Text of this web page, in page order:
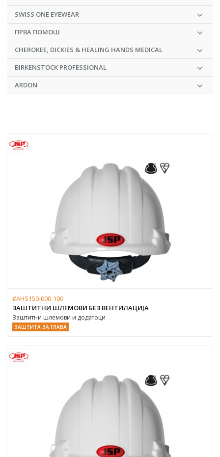
SWISS ONE EYEWEAR
ПРВА ПОМОШ
CHEROKEE, DICKIES & HEALING HANDS MEDICAL
BIRKENSTOCK PROFESSIONAL
ARDON
#AHS150-000-100
ЗАШТИТНИ ШЛЕМОВИ БЕЗ ВЕНТИЛАЦИЈА
Заштитни шлемови и додатоци
ЗАШТИТА ЗА ГЛАВА